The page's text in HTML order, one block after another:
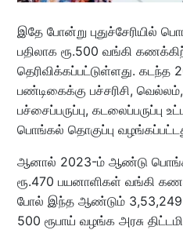
இதே போன்று புதுச்சேரியில்
பதிலாக ரூ.500 வங்கி
தெரிவிக்கப்பட்டுள்ளது.
பண்டிகைக்கு பச்சரிசி, வெல்லம்,
பச்சைப்பருப்பு, கடலைப்பருப்பு
பொங்கல் தொகுப்பு
ஆனால் 2023-ம் ஆண்டு
ரூ.470 பயனாளிகள் வங்கி
போல் இந்த ஆண்டும் 3,53,249
500 ரூபாய் வழங்க அரசு